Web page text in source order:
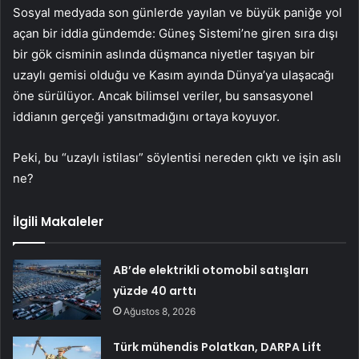
Sosyal medyada son günlerde yayılan ve büyük paniğe yol
açan bir iddia gündemde: Güneş Sistemi’ne giren sıra dışı
bir gök cisminin aslında düşmanca niyetler taşıyan bir
uzaylı gemisi olduğu ve Kasım ayında Dünya’ya ulaşacağı
öne sürülüyor. Ancak bilimsel veriler, bu sansasyonel
iddianın gerçeği yansıtmadığını ortaya koyuyor.
Peki, bu “uzaylı istilası” söylentisi nereden çıktı ve işin aslı
ne?
İlgili Makaleler
AB’de elektrikli otomobil satışları
yüzde 40 arttı
Ağustos 8, 2026
Türk mühendis Polatkan, DARPA Lift